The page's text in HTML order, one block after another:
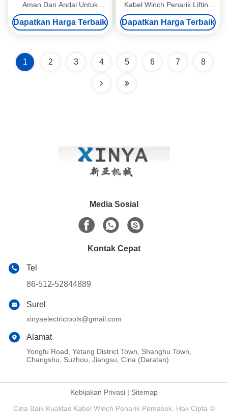
Aman Dan Andal Untuk
Ereksi Menara, Winch
Tenaga Diesel 3T
Dapatkan Harga Terbaik
Kabel Winch Penarik Lifting
Winch, Mesin Cepat
Didukung Winch Sshaft
Mengemudi
Dapatkan Harga Terbaik
1 2 3 4 5 6 7 8
Media Sosial
Kontak Cepat
Tel
86-512-52844889
Surel
xinyaelectrictools@gmail.com
Alamat
Yongfu Road, Yetang District Town, Shanghu Town,
Changshu, Suzhou, Jiangsu, Cina (Daratan)
Kebijakan Privasi | Sitemap
Cina Baik Kualitas Kabel Winch Penarik Pemasok. Hak Cipta ©